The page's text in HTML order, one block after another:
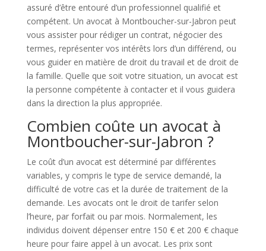
assuré d’être entouré d’un professionnel qualifié et
compétent. Un avocat à Montboucher-sur-Jabron peut
vous assister pour rédiger un contrat, négocier des
termes, représenter vos intérêts lors d’un différend, ou
vous guider en matière de droit du travail et de droit de
la famille. Quelle que soit votre situation, un avocat est
la personne compétente à contacter et il vous guidera
dans la direction la plus appropriée.
Combien coûte un avocat à
Montboucher-sur-Jabron ?
Le coût d’un avocat est déterminé par différentes
variables, y compris le type de service demandé, la
difficulté de votre cas et la durée de traitement de la
demande. Les avocats ont le droit de tarifer selon
l’heure, par forfait ou par mois. Normalement, les
individus doivent dépenser entre 150 € et 200 € chaque
heure pour faire appel à un avocat. Les prix sont